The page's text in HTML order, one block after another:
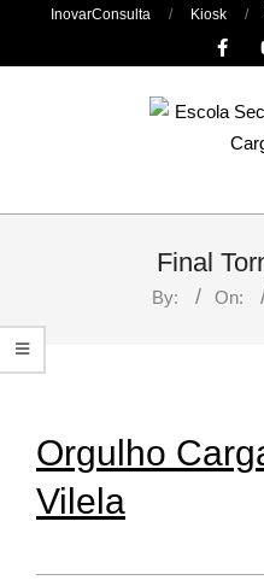
InovarConsulta Kiosk
Primary
Final
By: On:
Orgulho
Vilela